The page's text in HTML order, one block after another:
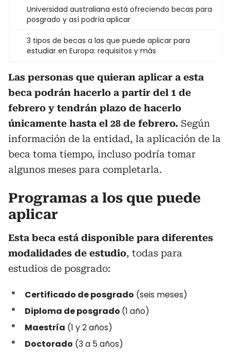
Universidad australiana está ofreciendo becas para
posgrado y así podría aplicar
3 tipos de becas a las que puede aplicar para
estudiar en Europa: requisitos y más
Las personas que quieran aplicar a esta
beca podrán hacerlo a partir del 1 de
febrero y tendrán plazo de hacerlo
únicamente hasta el 28 de febrero. Según
información de la entidad, la aplicación de la
beca toma tiempo, incluso podría tomar
algunos meses para completarla.
Programas a los que puede
aplicar
Esta beca está disponible para diferentes
modalidades de estudio, todas para
estudios de posgrado:
Certificado de posgrado (seis meses)
Diploma de posgrado (1 año)
Maestría (1 y 2 años)
Doctorado (3 a 5 años)